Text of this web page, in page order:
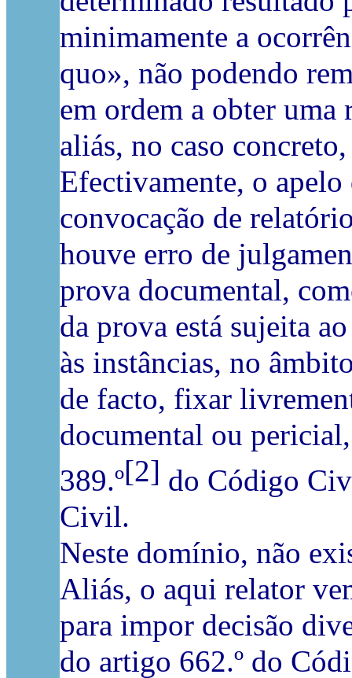
minimamente a
quo», não podendo
em ordem a obter uma
aliás, no caso
Efectivamente, o
convocação de
houve erro de
prova documental,
da prova está sujeita
às instâncias, no
de facto, fixar
documental ou
389.º[2] do Código
Civil.
Neste domínio, não
Aliás, o aqui relator
para impor decisão
do artigo 662.º do